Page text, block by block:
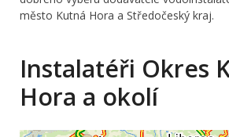
město Kutná Hora a Středočeský kraj.
Instalatéři Okres
Hora a okolí